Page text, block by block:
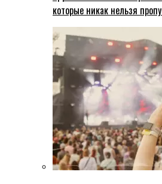
которые никак нельзя